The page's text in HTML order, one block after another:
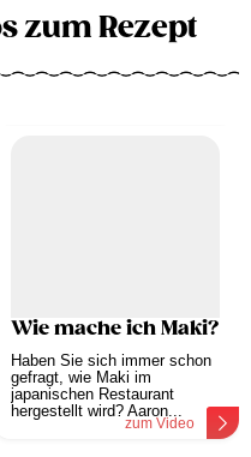
zum Rezept
Wie mache ich Maki?
Haben Sie sich immer schon
gefragt, wie Maki im
japanischen Restaurant
hergestellt wird? Aaron...
zum Video